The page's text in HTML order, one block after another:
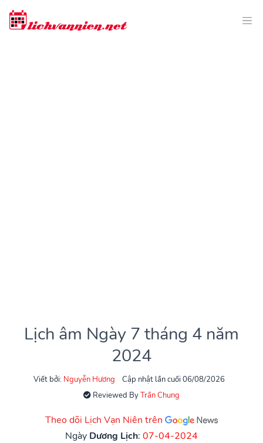
Lịch âm Ngày 7 tháng 4 năm
2024
Viết bởi: Nguyễn Hương
Cập nhật lần cuối 06/08/2026
Reviewed ByTrần Chung
Theo dõi Lịch Vạn Niên trên
Ngày Dương Lịch: 07-04-2024